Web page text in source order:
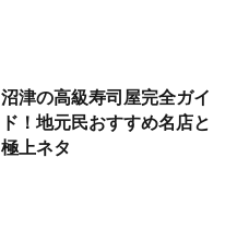
沼津の高級寿司屋完全ガイ
ド！地元民おすすめ名店と
極上ネタ